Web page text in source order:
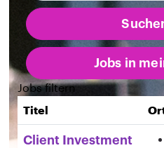
Berufsbezeichnung,
Standort,
Abteilung,
Kategorie
usw.
Jobs in
Jobs filtern
Titel
Client Investment